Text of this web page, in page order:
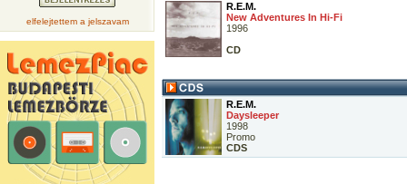
elfelejtettem a jelszavam
R.E.M.
New Adventures In Hi-Fi
1996
CD
R.E.M.
Daysleeper
1998
Promo
CDS